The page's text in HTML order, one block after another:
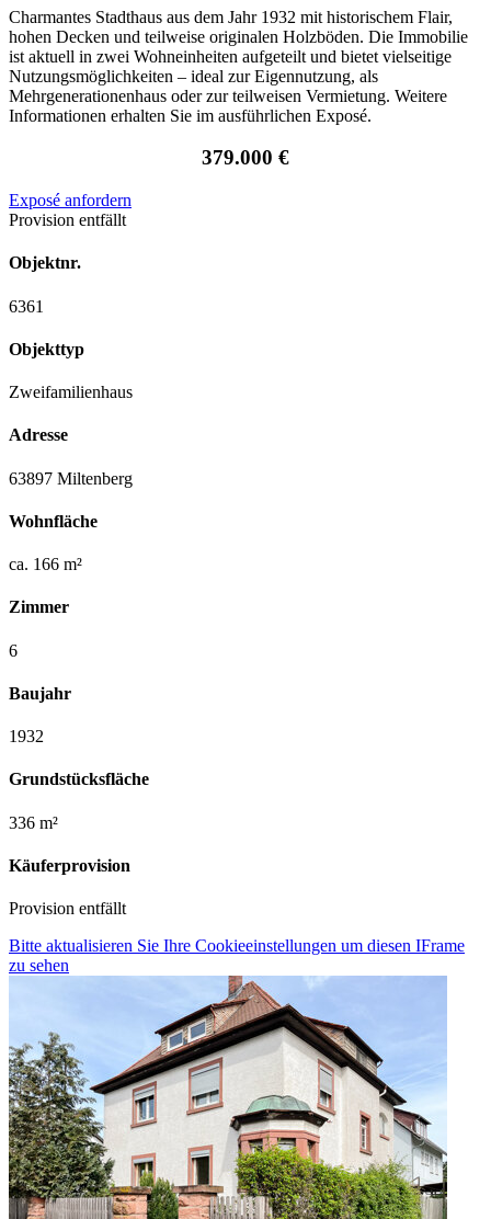
Charmantes Stadthaus aus dem Jahr 1932 mit historischem Flair,
hohen Decken und teilweise originalen Holzböden. Die Immobilie
ist aktuell in zwei Wohneinheiten aufgeteilt und bietet vielseitige
Nutzungsmöglichkeiten – ideal zur Eigennutzung, als
Mehrgenerationenhaus oder zur teilweisen Vermietung. Weitere
Informationen erhalten Sie im ausführlichen Exposé.
379.000 €
Exposé anfordern
Provision entfällt
Objektnr.
6361
Objekttyp
Zweifamilienhaus
Adresse
63897 Miltenberg
Wohnfläche
ca. 166 m²
Zimmer
6
Baujahr
1932
Grundstücksfläche
336 m²
Käuferprovision
Provision entfällt
Bitte aktualisieren Sie Ihre Cookieeinstellungen um diesen IFrame
zu sehen